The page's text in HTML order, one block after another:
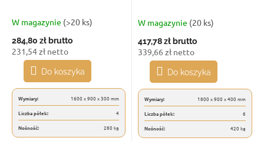
czarny
W magazynie (>20 ks)
284,80 zł brutto
231,54 zł netto
Do koszyka
Wymiary:
1600 x 900 x 300 mm
Liczba półek:
4
Nośność:
280 kg
ocynkowany
W magazynie (20 ks)
417,78 zł brutto
339,66 zł netto
Do koszyka
Wymiary:
1800 x 900 x 400 mm
Liczba półek:
6
Nośność:
420 kg